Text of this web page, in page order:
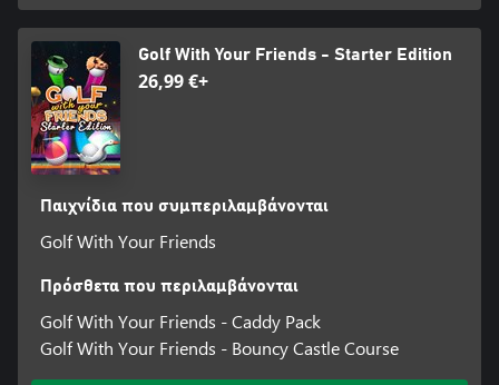
Golf With Your Friends - Starter Edition
26,99 €+
Παιχνίδια που συμπεριλαμβάνονται
Golf With Your Friends
Πρόσθετα που περιλαμβάνονται
Golf With Your Friends - Caddy Pack
Golf With Your Friends - Bouncy Castle Course